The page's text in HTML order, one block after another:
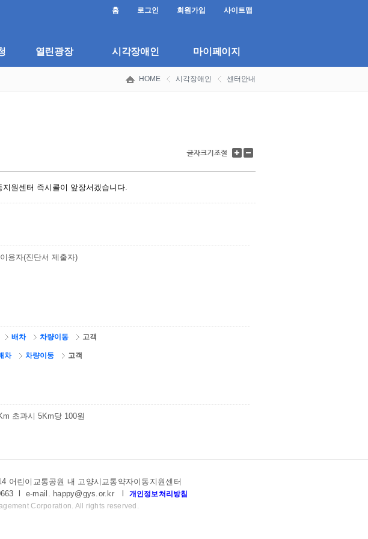
홈 로그인 회원가입 사이트맵
열린광장 시각장애인 마이페이지
HOME 시각장애인 센터안내
크 크
원센터 즉시콜이 앞장서겠습니다.
용자(진단서 제출자)
배차 차량이동 고객
차 차량이동 고객
초과시 5Km당 100원
어린이교통공원 내 고양시교통약자이동지원센터
l e-mail. happy@gys.or.kr
개인정보처리방침
Corporation. All rights reserved.